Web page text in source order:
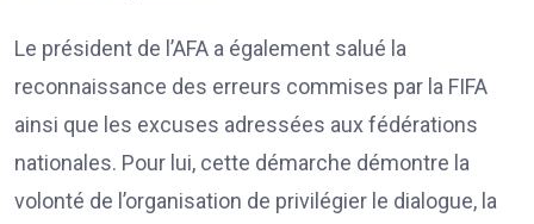
Le président de l’AFA a également salué la
reconnaissance des erreurs commises par la FIFA
ainsi que les excuses adressées aux fédérations
nationales. Pour lui, cette démarche démontre la
volonté de l’organisation de privilégier le dialogue, la